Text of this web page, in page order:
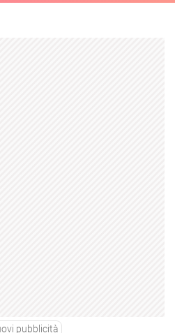
pubblicità